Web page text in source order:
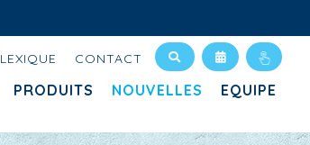
LEXIQUE CONTACT
PRODUITS NOUVELLES EQUIPE